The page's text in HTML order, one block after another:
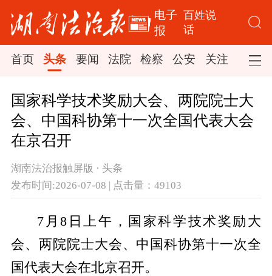
电子
报
百姓说
话
首页 头条 要闻 法院 检察 公安 关注 司法
国家科学技术奖励大会、两院院士大
会、中国科协第十一次全国代表大会
在京召开
湖南法治报触屏版 · 头条
发布时间:2026-07-08 | 点击量：49103
7月8日上午，国家科学技术奖励大
会、两院院士大会、中国科协第十一次全
国代表大会在北京召开。